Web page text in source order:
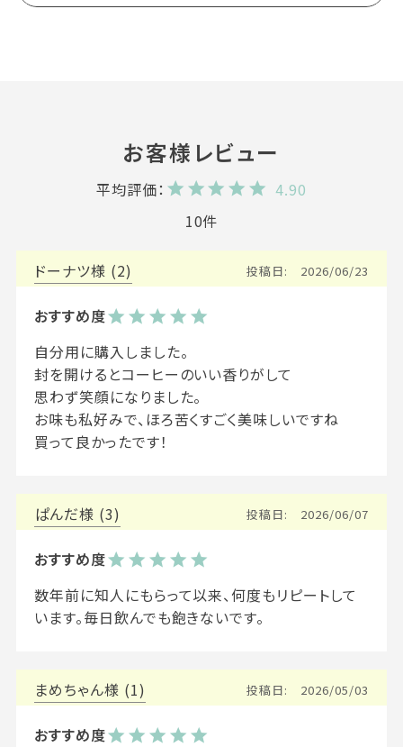
4.90
10
ドーナツ 2 投稿日 2026/06/23
自分用に購入しました。
封を開けるとコーヒーのいい香りがして
思わず笑顔になりました。
お味も私好みで、ほろ苦くすごく美味しいですね
買って良かったです！
ぱんだ 3 投稿日 2026/06/07
数年前に知人にもらって以来、何度もリピートして
います。毎日飲んでも飽きないです。
まめちゃん 1 投稿日 2026/05/03